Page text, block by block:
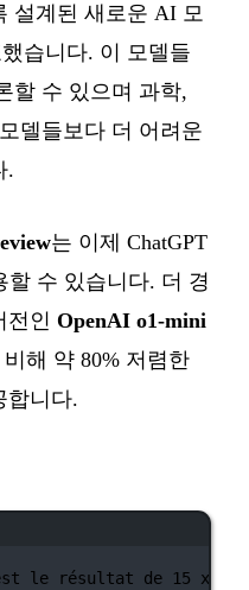
설계된 새로운 AI 모
습니다. 이 모델들
할 수 있으며 과학,
델들보다 더 어려운
.
는 이제 ChatGPT
할 수 있습니다. 더 경
전인 OpenAI o1-mini
해 약 80% 저렴한
합니다.
le résultat de 15 x 12